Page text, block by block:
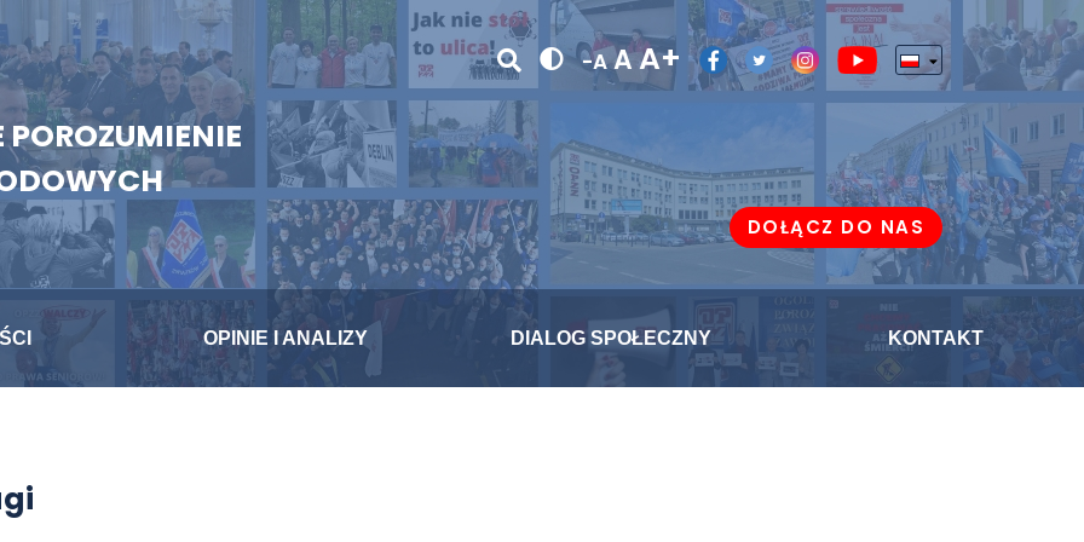
-A AA+
DOŁĄCZ DO NAS
OPINIE I ANALIZY DIALOG SPOŁECZNY KONTAKT